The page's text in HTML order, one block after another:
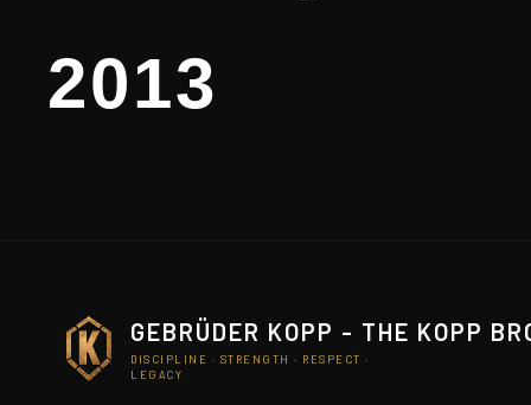
2013
GEBRÜDER KOPP - THE KOPP
DISCIPLINE · STRENGTH · RESPECT ·
LEGACY